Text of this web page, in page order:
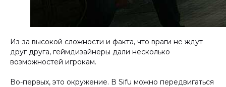
Из-за высокой сложности и факта, что враги не ждут
друг друга, геймдизайнеры дали несколько
возможностей игрокам.
Во-первых, это окружение. В Sifu можно передвигаться